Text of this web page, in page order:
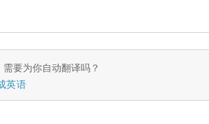
要为你自动翻译吗？
英语